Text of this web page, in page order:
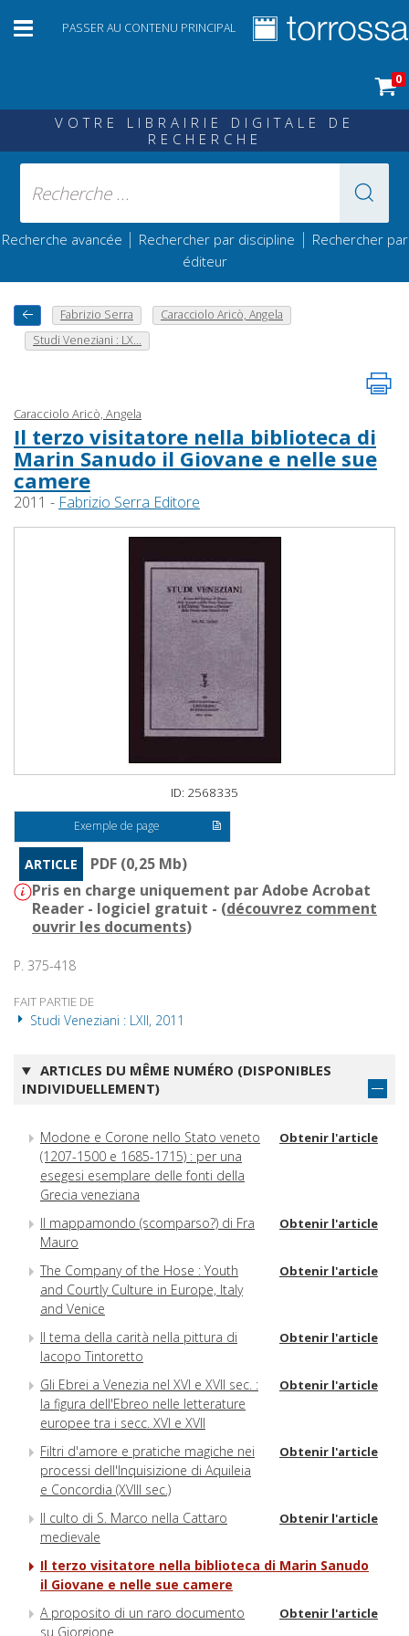
PASSER AU CONTENU PRINCIPAL
0
VOTRE LIBRAIRIE DIGITALE DE
RECHERCHE
Recherche avancée | Rechercher par discipline | Rechercher par
éditeur
Fabrizio Serra
Caracciolo Aricò, Angela
Studi Veneziani : LX...
Caracciolo Aricò, Angela
Il terzo visitatore nella biblioteca di
Marin Sanudo il Giovane e nelle sue
camere
2011 - Fabrizio Serra Editore
ID: 2568335
Exemple de page
ARTICLE
PDF (0,25 Mb)
Pris en charge uniquement par Adobe Acrobat
Reader - logiciel gratuit - (découvrez comment
ouvrir les documents)
P. 375-418
FAIT PARTIE DE
Studi Veneziani : LXII, 2011
ARTICLES DU MÊME NUMÉRO (DISPONIBLES
INDIVIDUELLEMENT)
Modone e Corone nello Stato veneto
(1207-1500 e 1685-1715) : per una
esegesi esemplare delle fonti della
Grecia veneziana
Obtenir l'article
Il mappamondo (scomparso?) di Fra
Mauro
Obtenir l'article
The Company of the Hose : Youth
and Courtly Culture in Europe, Italy
and Venice
Obtenir l'article
Il tema della carità nella pittura di
Iacopo Tintoretto
Obtenir l'article
Gli Ebrei a Venezia nel XVI e XVII sec. :
la figura dell'Ebreo nelle letterature
europee tra i secc. XVI e XVII
Obtenir l'article
Filtri d'amore e pratiche magiche nei
processi dell'Inquisizione di Aquileia
e Concordia (XVIII sec.)
Obtenir l'article
Il culto di S. Marco nella Cattaro
medievale
Obtenir l'article
Il terzo visitatore nella biblioteca di Marin Sanudo
il Giovane e nelle sue camere
A proposito di un raro documento
su Giorgione
Obtenir l'article